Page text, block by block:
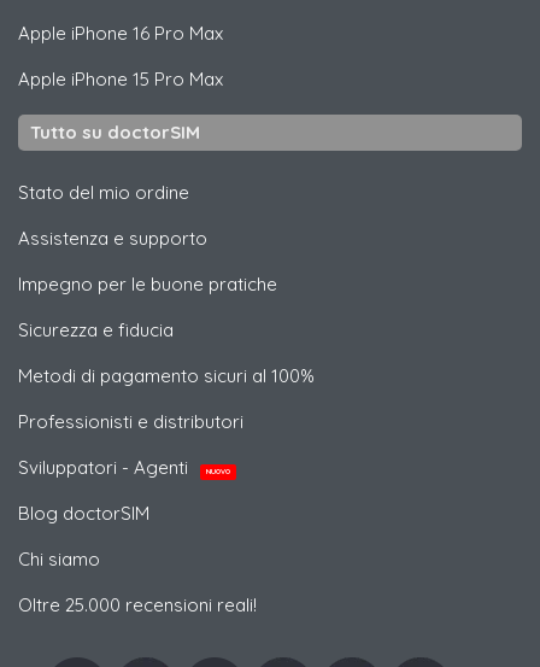
Apple iPhone 16 Pro Max
Apple iPhone 15 Pro Max
Tutto su doctorSIM
Stato del mio ordine
Assistenza e supporto
Impegno per le buone pratiche
Sicurezza e fiducia
Metodi di pagamento sicuri al 100%
Professionisti e distributori
Sviluppatori - Agenti
NUOVO
Blog doctorSIM
Chi siamo
Oltre 25.000 recensioni reali!